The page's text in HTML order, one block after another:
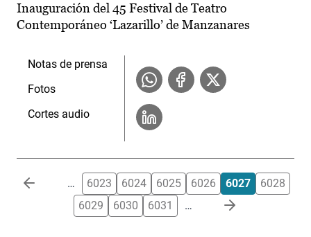
Inauguración del 45 Festival de Teatro
Contemporáneo ‘Lazarillo’ de Manzanares
Notas de prensa
Fotos
Cortes audio
Paginación … 6023 6024 6025 6026 6027
6028
6029
6030 6031 …